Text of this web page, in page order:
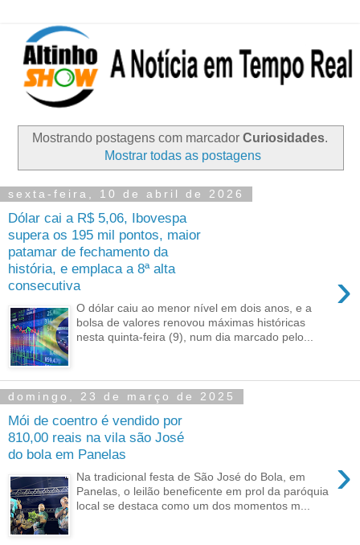
Mostrando postagens com marcador Curiosidades.
Mostrar todas as postagens
sexta-feira, 10 de abril de 2026
Dólar cai a R$ 5,06, Ibovespa
supera os 195 mil pontos, maior
patamar de fechamento da
história, e emplaca a 8ª alta
consecutiva
›
O dólar caiu ao menor nível em dois anos, e a
bolsa de valores renovou máximas históricas
nesta quinta-feira (9), num dia marcado pelo...
domingo, 23 de março de 2025
Mói de coentro é vendido por
810,00 reais na vila são José
do bola em Panelas
›
Na tradicional festa de São José do Bola, em
Panelas, o leilão beneficente em prol da paróquia
local se destaca como um dos momentos m...